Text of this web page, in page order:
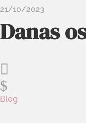
21/10/2023
Danas

$
Blog